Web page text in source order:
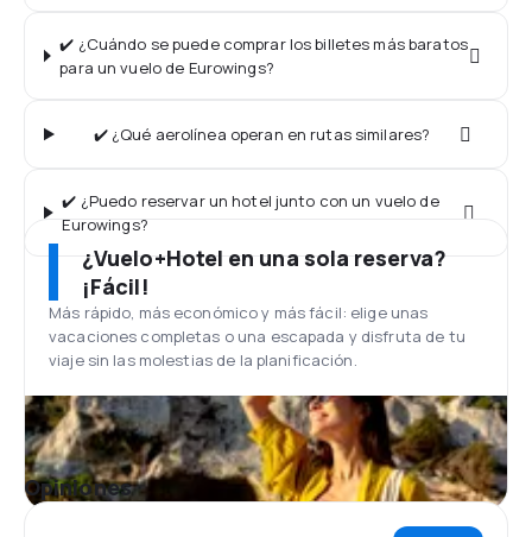
✔️ ¿Cuándo se puede comprar los billetes más baratos
para un vuelo de Eurowings?
✔️ ¿Qué aerolínea operan en rutas similares?
✔️ ¿Puedo reservar un hotel junto con un vuelo de
Eurowings?
¿Vuelo+Hotel en una sola reserva?
¡Fácil!
Más rápido, más económico y más fácil: elige unas
vacaciones completas o una escapada y disfruta de tu
viaje sin las molestias de la planificación.
Opiniones